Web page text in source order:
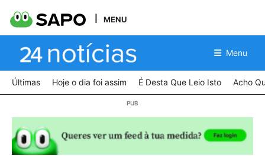
MENU
Menu
Últimas Hoje o dia foi assim É Desta Que Leio Isto Acho